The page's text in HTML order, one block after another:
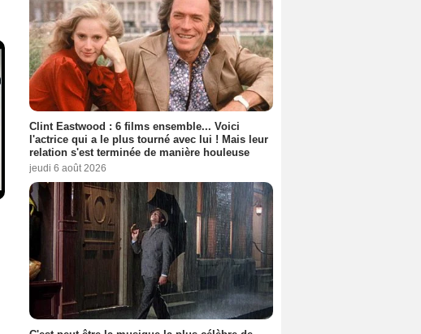
Clint Eastwood : 6 films ensemble... Voici
l'actrice qui a le plus tourné avec lui ! Mais leur
relation s'est terminée de manière houleuse
jeudi 6 août 2026